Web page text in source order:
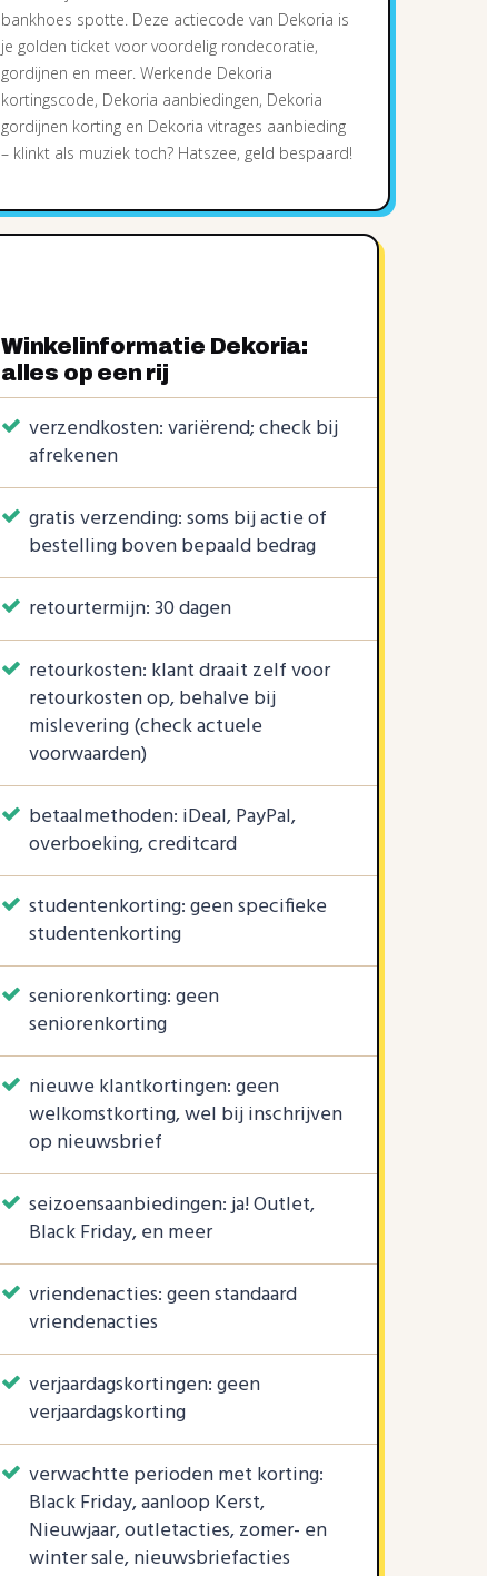
bankhoes spotte. Deze actiecode van Dekoria is
je golden ticket voor voordelig rondecoratie,
gordijnen en meer. Werkende Dekoria
kortingscode, Dekoria aanbiedingen, Dekoria
gordijnen korting en Dekoria vitrages aanbieding
– klinkt als muziek toch? Hatszee, geld bespaard!
Winkelinformatie Dekoria:
alles op een rij
verzendkosten: variërend; check bij
afrekenen
gratis verzending: soms bij actie of
bestelling boven bepaald bedrag
retourtermijn: 30 dagen
retourkosten: klant draait zelf voor
retourkosten op, behalve bij
mislevering (check actuele
voorwaarden)
betaalmethoden: iDeal, PayPal,
overboeking, creditcard
studentenkorting: geen specifieke
studentenkorting
seniorenkorting: geen
seniorenkorting
nieuwe klantkortingen: geen
welkomstkorting, wel bij inschrijven
op nieuwsbrief
seizoensaanbiedingen: ja! Outlet,
Black Friday, en meer
vriendenacties: geen standaard
vriendenacties
verjaardagskortingen: geen
verjaardagskorting
verwachtte perioden met korting:
Black Friday, aanloop Kerst,
Nieuwjaar, outletacties, zomer- en
winter sale, nieuwsbriefacties